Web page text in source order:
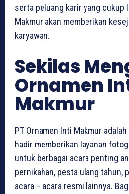
serta peluang karir yang cukup
Makmur akan memberikan
karyawan.
Sekilas
Ornamen
Makmur
PT Ornamen Inti Makmur
hadir memberikan layanan
untuk berbagai acara penting
pernikahan, pesta ulang tahun,
acara – acara resmi lainnya.